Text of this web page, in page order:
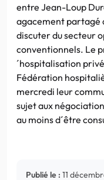
entre Jean-Loup
agacement partagé
discuter du secteur
conventionnels. Le
´hospitalisation
Fédération
mercredi leur
sujet aux
au moins d´être
Publié le : 11